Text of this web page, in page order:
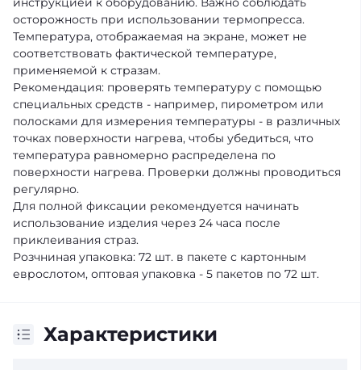
осторожность при использовании термопресса.
Температура, отображаемая на экране, может не
соответствовать фактической температуре,
применяемой к стразам.
Рекомендация: проверять температуру с помощью
специальных средств - например, пирометром или
полосками для измерения температуры - в различных
точках поверхности нагрева, чтобы убедиться, что
температура равномерно распределена по
поверхности нагрева. Проверки должны проводиться
регулярно.
Для полной фиксации рекомендуется начинать
использование изделия через 24 часа после
приклеивания страз.
Розчниная упаковка: 72 шт. в пакете с картонным
еврослотом, оптовая упаковка - 5 пакетов по 72 шт.
Характеристики